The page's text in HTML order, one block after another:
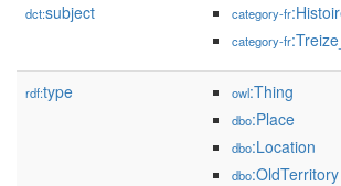
dct:subject category-fr
category-fr
rdf:type owl:Thing
dbo:Place
dbo:Location
dbo:OldTerritory